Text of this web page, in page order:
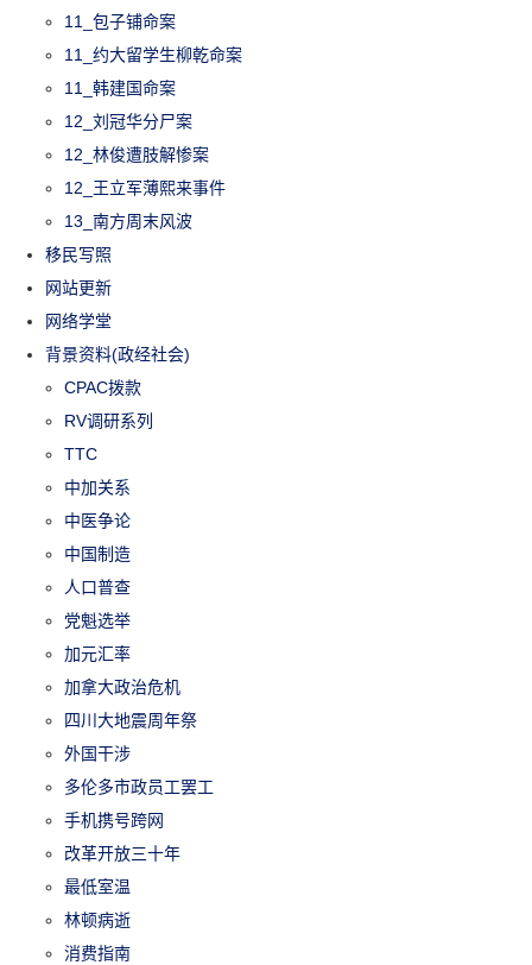
11_包子铺命案
11_约大留学生柳乾命案
11_韩建国命案
12_刘冠华分尸案
12_林俊遭肢解惨案
12_王立军薄熙来事件
13_南方周末风波
移民写照
网站更新
网络学堂
背景资料(政经社会)
CPAC拨款
RV调研系列
TTC
中加关系
中医争论
中国制造
人口普查
党魁选举
加元汇率
加拿大政治危机
四川大地震周年祭
外国干涉
多伦多市政员工罢工
手机携号跨网
改革开放三十年
最低室温
林顿病逝
消费指南